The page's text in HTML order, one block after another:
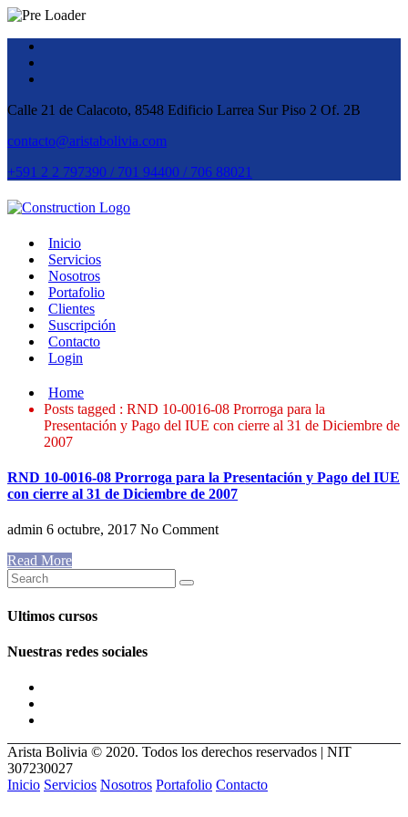
Calle 21 de Calacoto, 8548 Edificio Larrea Sur Piso 2 Of. 2B
contacto@aristabolivia.com
+591 2 2 797390 / 701 94400 / 706 88021
Inicio
Servicios
Nosotros
Portafolio
Clientes
Suscripción
Contacto
Login
Home
Posts tagged : RND 10-0016-08 Prorroga para la
Presentación y Pago del IUE con cierre al 31 de Diciembre de
2007
RND 10-0016-08 Prorroga para la Presentación y Pago del IUE
con cierre al 31 de Diciembre de 2007
admin 6 octubre, 2017 No Comment
Read More
Ultimos cursos
Nuestras redes sociales
Arista Bolivia © 2020. Todos los derechos reservados | NIT
307230027
Inicio Servicios Nosotros Portafolio Contacto